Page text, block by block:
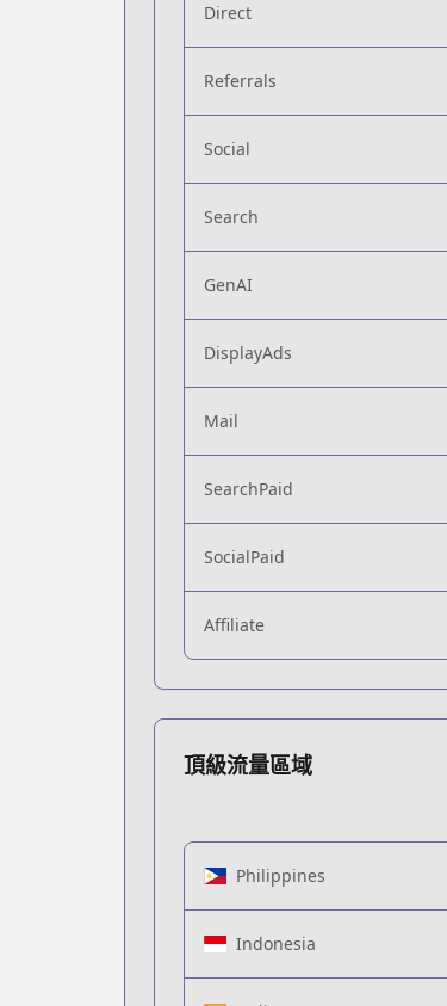
Direct
Referrals
Social
Search
GenAI
DisplayAds
Mail
SearchPaid
SocialPaid
Affiliate
頂級流量區域
Philippines
Indonesia